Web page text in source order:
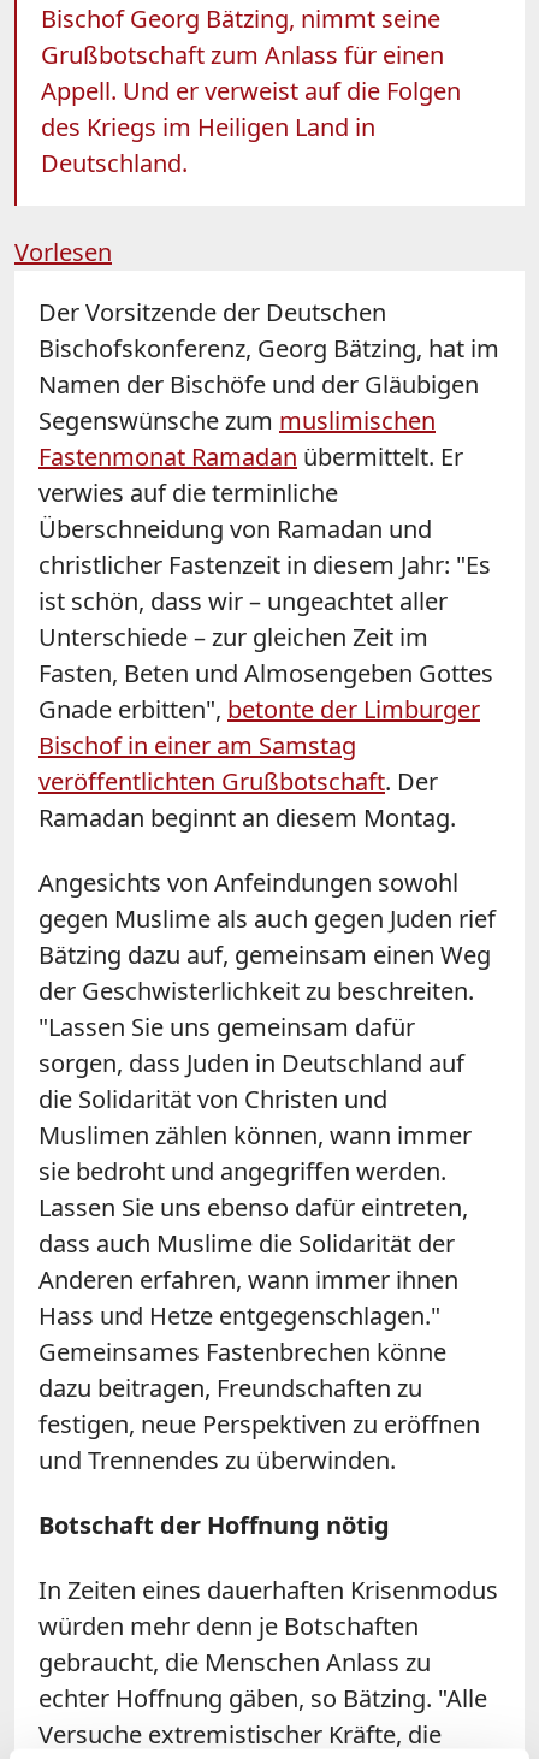
Bischof Georg Bätzing, nimmt seine
Grußbotschaft zum Anlass für einen
Appell. Und er verweist auf die Folgen
des Kriegs im Heiligen Land in
Deutschland.
Vorlesen
Der Vorsitzende der Deutschen
Bischofskonferenz, Georg Bätzing, hat im
Namen der Bischöfe und der Gläubigen
Segenswünsche zum muslimischen
Fastenmonat Ramadan übermittelt. Er
verwies auf die terminliche
Überschneidung von Ramadan und
christlicher Fastenzeit in diesem Jahr: "Es
ist schön, dass wir – ungeachtet aller
Unterschiede – zur gleichen Zeit im
Fasten, Beten und Almosengeben Gottes
Gnade erbitten", betonte der Limburger
Bischof in einer am Samstag
veröffentlichten Grußbotschaft. Der
Ramadan beginnt an diesem Montag.
Angesichts von Anfeindungen sowohl
gegen Muslime als auch gegen Juden rief
Bätzing dazu auf, gemeinsam einen Weg
der Geschwisterlichkeit zu beschreiten.
"Lassen Sie uns gemeinsam dafür
sorgen, dass Juden in Deutschland auf
die Solidarität von Christen und
Muslimen zählen können, wann immer
sie bedroht und angegriffen werden.
Lassen Sie uns ebenso dafür eintreten,
dass auch Muslime die Solidarität der
Anderen erfahren, wann immer ihnen
Hass und Hetze entgegenschlagen."
Gemeinsames Fastenbrechen könne
dazu beitragen, Freundschaften zu
festigen, neue Perspektiven zu eröffnen
und Trennendes zu überwinden.
Botschaft der Hoffnung nötig
In Zeiten eines dauerhaften Krisenmodus
würden mehr denn je Botschaften
gebraucht, die Menschen Anlass zu
echter Hoffnung gäben, so Bätzing. "Alle
Versuche extremistischer Kräfte, die